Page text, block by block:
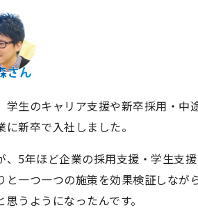
学生のキャリア支援や新卒採用・
に新卒で入社しました。
、5年ほど企業の採用支援・学生支
と一つ一つの施策を効果検証しな
思うようになったんです。